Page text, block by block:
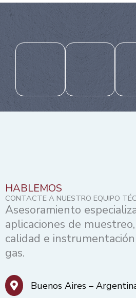
HABLEMOS
CONTACTE A NUESTRO EQUIPO
Asesoramiento
aplicaciones de
calidad e
gas.
Buenos Aires –